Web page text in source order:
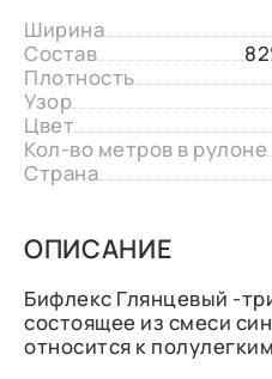
Ширина
Состав
Плотность
Узор
Цвет
Кол-во метров в рулоне
Страна
ОПИСАНИЕ
Бифлекс Глянцевый -
состоящее из смеси
относится к